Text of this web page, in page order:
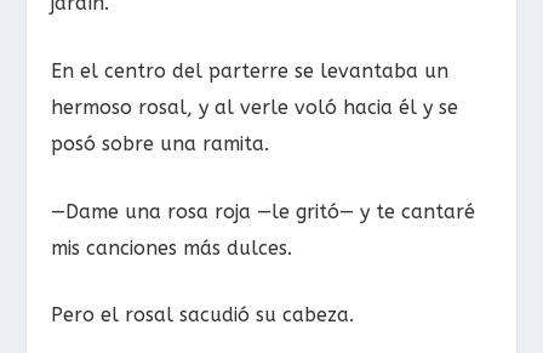
En el centro del parterre se levantaba un
hermoso rosal, y al verle voló hacia él y se
posó sobre una ramita.
—Dame una rosa roja —le gritó— y te cantaré
mis canciones más dulces.
Pero el rosal sacudió su cabeza.